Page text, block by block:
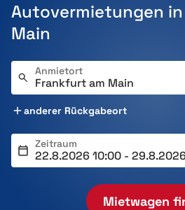
Autovermietungen
Main
Anmietort
anderer Rückgabeort
Zeitraum
Mietwagen